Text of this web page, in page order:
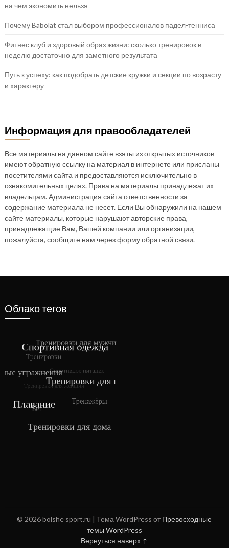
на чем экономить нельзя
Почему Babolat стал выбором профессионалов падел-тенниса
Фитнес клуб и здоровый образ жизни: сколько тренировок в
неделю достаточно для заметного результата
Путь к успеху: как подобрать детские кружки и секции по возрасту
и характеру
Информация для правообладателей
Все материалы на данном сайте взяты из открытых источников —
имеют обратную ссылку на материал в интернете или присланы
посетителями сайта и предоставляются исключительно в
ознакомительных целях. Права на материалы принадлежат их
владельцам. Администрация сайта ответственности за
содержание материала не несет. Если Вы обнаружили на нашем
сайте материалы, которые нарушают авторские права,
принадлежащие Вам, Вашей компании или организации,
пожалуйста, сообщите нам через форму обратной связи.
Облако тегов
© 2026 bolshe sport.ru | Тема WordPress от Превосходные
темы WordPress
Вернуться наверх ↑